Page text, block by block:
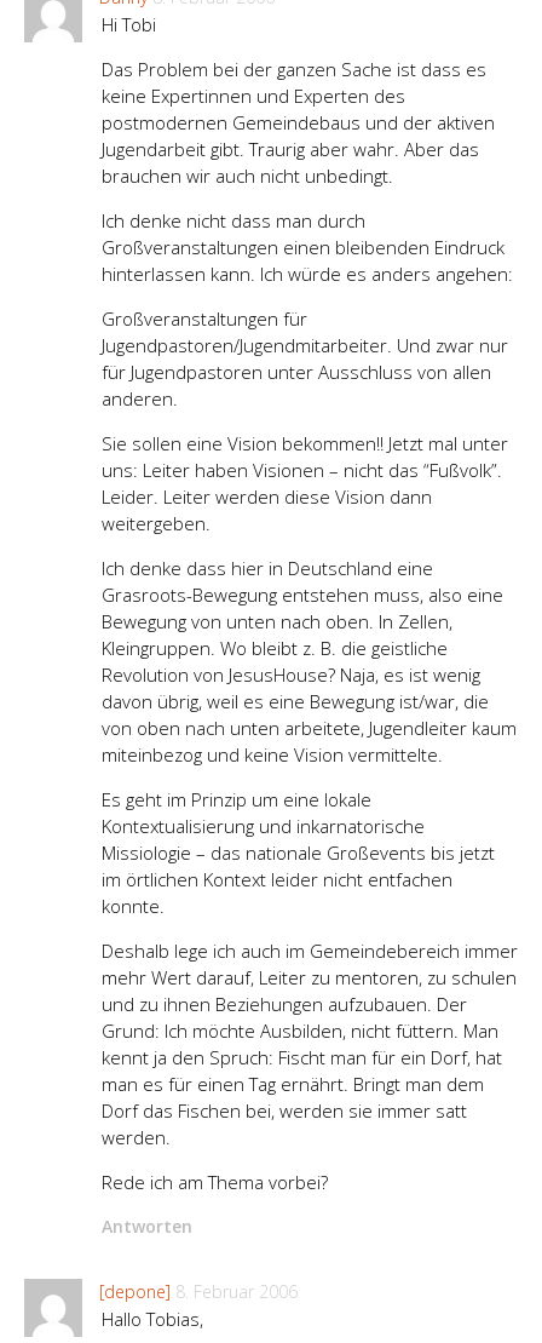
Hi Tobi
Das Problem bei der ganzen Sache ist dass es
keine Expertinnen und Experten des
postmodernen Gemeindebaus und der aktiven
Jugendarbeit gibt. Traurig aber wahr. Aber das
brauchen wir auch nicht unbedingt.
Ich denke nicht dass man durch
Großveranstaltungen einen bleibenden Eindruck
hinterlassen kann. Ich würde es anders angehen:
Großveranstaltungen für
Jugendpastoren/Jugendmitarbeiter. Und zwar nur
für Jugendpastoren unter Ausschluss von allen
anderen.
Sie sollen eine Vision bekommen!! Jetzt mal unter
uns: Leiter haben Visionen – nicht das “Fußvolk”.
Leider. Leiter werden diese Vision dann
weitergeben.
Ich denke dass hier in Deutschland eine
Grasroots-Bewegung entstehen muss, also eine
Bewegung von unten nach oben. In Zellen,
Kleingruppen. Wo bleibt z. B. die geistliche
Revolution von JesusHouse? Naja, es ist wenig
davon übrig, weil es eine Bewegung ist/war, die
von oben nach unten arbeitete, Jugendleiter kaum
miteinbezog und keine Vision vermittelte.
Es geht im Prinzip um eine lokale
Kontextualisierung und inkarnatorische
Missiologie – das nationale Großevents bis jetzt
im örtlichen Kontext leider nicht entfachen
konnte.
Deshalb lege ich auch im Gemeindebereich immer
mehr Wert darauf, Leiter zu mentoren, zu schulen
und zu ihnen Beziehungen aufzubauen. Der
Grund: Ich möchte Ausbilden, nicht füttern. Man
kennt ja den Spruch: Fischt man für ein Dorf, hat
man es für einen Tag ernährt. Bringt man dem
Dorf das Fischen bei, werden sie immer satt
werden.
Rede ich am Thema vorbei?
Antworten
[depone] 8. Februar 2006
Hallo Tobias,